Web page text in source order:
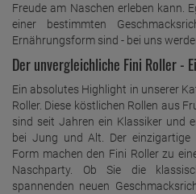
Freude am Naschen erleben kann.
einer bestimmten
Ernährungsform sind - bei uns
Der unvergleichliche Fini Roller -
Ein absolutes Highlight in unserer
Roller. Diese köstlichen Rollen aus
sind seit Jahren ein Klassiker und
bei Jung und Alt. Der einzigartige
Form machen den Fini Roller zu
Naschparty. Ob Sie die
spannenden neuen